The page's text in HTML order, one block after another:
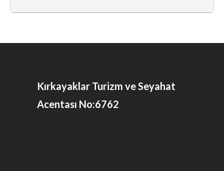
geçirmesini sağlamak, ortak oyunlar oynamak, gece yıldızları
Kırkayaklar Turizm ve Seyahat
Acentası No:6762